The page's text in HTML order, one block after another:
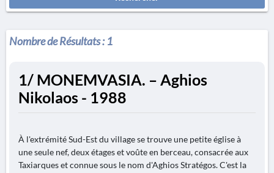
Nombre de Résultats :1
1/ MONEMVASIA. – Aghios
Nikolaos - 1988
À l'extrémité Sud-Est du village se trouve une petite église à
une seule nef, deux étages et voûte en berceau, consacrée aux
Taxiarques et connue sous le nom d'Aghios Stratégos. C'est la